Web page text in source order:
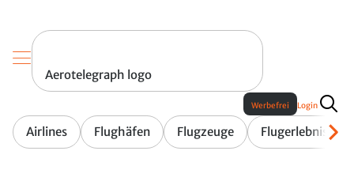
Aerotelegraph logo
Airlines Flughäfen Flugzeuge Flugerlebnis
Werbefrei Login